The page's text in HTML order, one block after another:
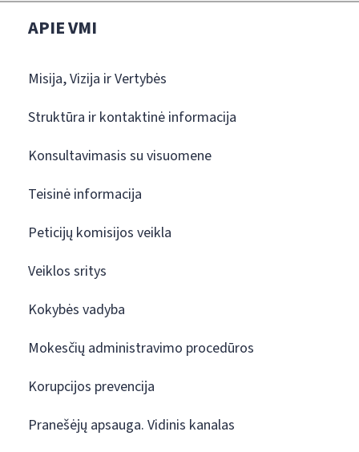
APIE VMI
Misija, Vizija ir Vertybės
Struktūra ir kontaktinė informacija
Konsultavimasis su visuomene
Teisinė informacija
Peticijų komisijos veikla
Veiklos sritys
Kokybės vadyba
Mokesčių administravimo procedūros
Korupcijos prevencija
Pranešėjų apsauga. Vidinis kanalas